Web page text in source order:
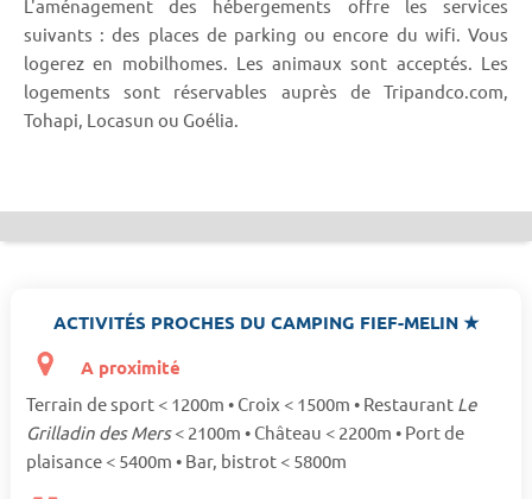
L'aménagement des hébergements offre les services
suivants : des places de parking ou encore du wifi. Vous
logerez en mobilhomes. Les animaux sont acceptés. Les
logements sont réservables auprès de Tripandco.com,
Tohapi, Locasun ou Goélia.
ACTIVITÉS PROCHES DU CAMPING FIEF-MELIN ★
A proximité
Terrain de sport < 1200m • Croix < 1500m • Restaurant Le
Grilladin des Mers< 2100m • Château < 2200m • Port de
plaisance < 5400m • Bar, bistrot < 5800m